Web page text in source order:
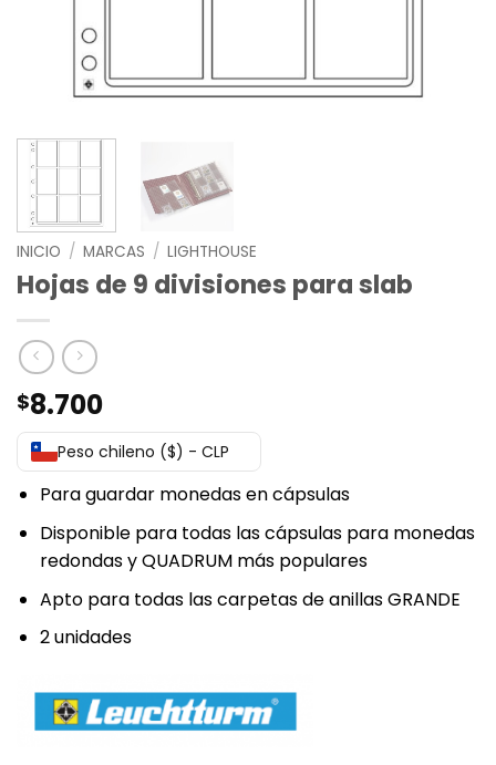
INICIO / MARCAS / LIGHTHOUSE
Hojas de 9 divisiones para slab
$8.700
Peso chileno ($) - CLP
Para guardar monedas en cápsulas
Disponible para todas las cápsulas para monedas
redondas y QUADRUM más populares
Apto para todas las carpetas de anillas GRANDE
2 unidades